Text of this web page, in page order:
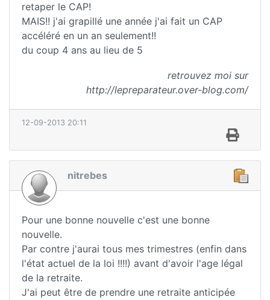
retaper le CAP!
MAIS!! j'ai grapillé une année j'ai fait un CAP
accéléré en un an seulement!!
du coup 4 ans au lieu de 5
retrouvez moi sur
http://lepreparateur.over-blog.com/
12-09-2013 20:11
nitrebes
Pour une bonne nouvelle c'est une bonne
nouvelle.
Par contre j'aurai tous mes trimestres (enfin dans
l'état actuel de la loi !!!!) avant d'avoir l'age légal
de la retraite.
J'ai peut être de prendre une retraite anticipée